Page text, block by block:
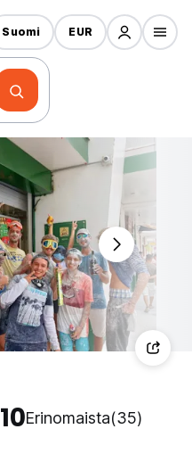
Suomi EUR
10Erinomaista(35)